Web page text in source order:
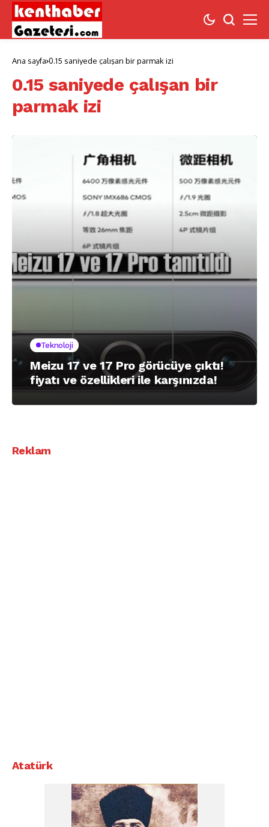
Ana sayfa 0.15 saniyede çalışan bir parmak izi
0.15 saniyede çalışan bir
parmak izi
Teknoloji
Meizu 17 ve 17 Pro görücüye çıktı!
fiyatı ve özellikleri ile karşınızda!
Reklam
Atatürk